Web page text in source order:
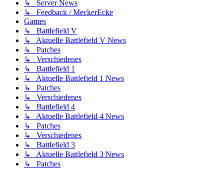
↳ Server News
↳ Feedback / MeckerEcke
Games
↳ Battlefield V
↳ Aktuelle Battlefield V News
↳ Patches
↳ Verschiedenes
↳ Battlefield 1
↳ Aktuelle Battlefield 1 News
↳ Patches
↳ Verschiedenes
↳ Battlefield 4
↳ Aktuelle Battlefield 4 News
↳ Patches
↳ Verschiedenes
↳ Battlefield 3
↳ Aktuelle Battlefield 3 News
↳ Patches